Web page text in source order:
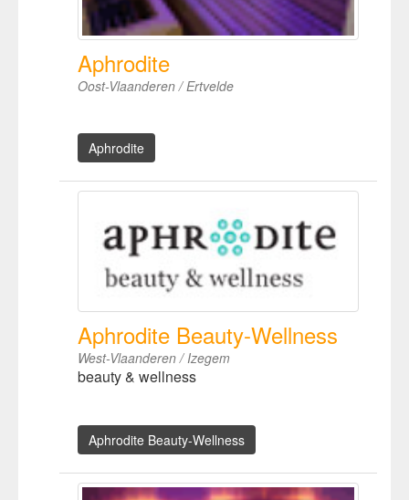
Aphrodite
Oost-Vlaanderen / Ertvelde
Aphrodite
Aphrodite Beauty-Wellness
West-Vlaanderen / Izegem
beauty & wellness
Aphrodite Beauty-Wellness